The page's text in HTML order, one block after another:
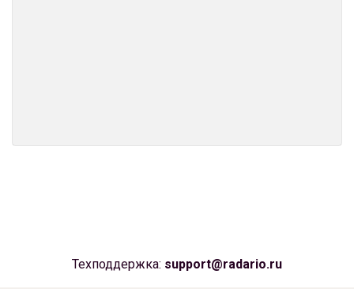
Техподдержка: support@radario.ru